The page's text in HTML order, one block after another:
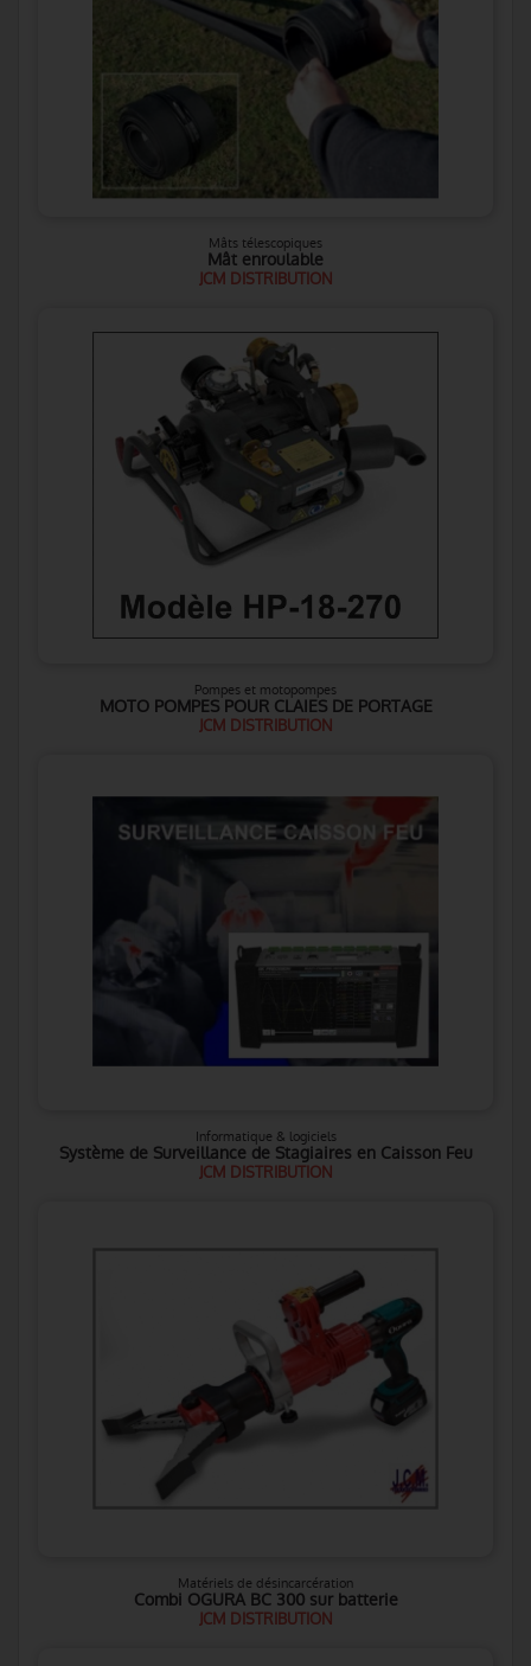
Mâts télescopiques
Mât enroulable
JCM DISTRIBUTION
Pompes et motopompes
MOTO POMPES POUR CLAIES DE PORTAGE
JCM DISTRIBUTION
Informatique & logiciels
Système de Surveillance de Stagiaires en Caisson Feu
JCM DISTRIBUTION
Matériels de désincarcération
Combi OGURA BC 300 sur batterie
JCM DISTRIBUTION